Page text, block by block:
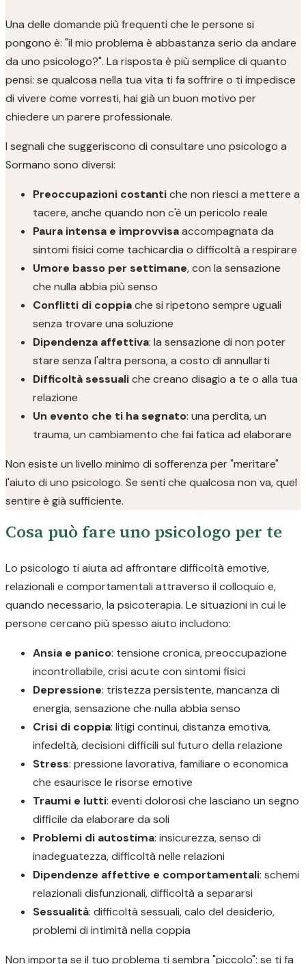
Una delle domande più frequenti che le persone si
pongono è: "il mio problema è abbastanza serio da andare
da uno psicologo?". La risposta è più semplice di quanto
pensi: se qualcosa nella tua vita ti fa soffrire o ti impedisce
di vivere come vorresti, hai già un buon motivo per
chiedere un parere professionale.
I segnali che suggeriscono di consultare uno psicologo a
Sormano sono diversi:
Preoccupazioni costantiche non riesci a mettere a
tacere, anche quando non c'è un pericolo reale
Paura intensa e improvvisaaccompagnata da
sintomi fisici come tachicardia o difficoltà a respirare
Umore basso per settimane, con la sensazione
che nulla abbia più senso
Conflitti di coppiache si ripetono sempre uguali
senza trovare una soluzione
Dipendenza affettiva: la sensazione di non poter
stare senza l'altra persona, a costo di annullarti
Difficoltà sessualiche creano disagio a te o alla tua
relazione
Un evento che ti ha segnato: una perdita, un
trauma, un cambiamento che fai fatica ad elaborare
Non esiste un livello minimo di sofferenza per "meritare"
l'aiuto di uno psicologo. Se senti che qualcosa non va, quel
sentire è già sufficiente.
Cosa può fare uno psicologo per te
Lo psicologo ti aiuta ad affrontare difficoltà emotive,
relazionali e comportamentali attraverso il colloquio e,
quando necessario, la psicoterapia. Le situazioni in cui le
persone cercano più spesso aiuto includono:
Ansia e panico: tensione cronica, preoccupazione
incontrollabile, crisi acute con sintomi fisici
Depressione: tristezza persistente, mancanza di
energia, sensazione che nulla abbia senso
Crisi di coppia: litigi continui, distanza emotiva,
infedeltà, decisioni difficili sul futuro della relazione
Stress: pressione lavorativa, familiare o economica
che esaurisce le risorse emotive
Traumi e lutti: eventi dolorosi che lasciano un segno
difficile da elaborare da soli
Problemi di autostima: insicurezza, senso di
inadeguatezza, difficoltà nelle relazioni
Dipendenze affettive e comportamentali: schemi
relazionali disfunzionali, difficoltà a separarsi
Sessualità: difficoltà sessuali, calo del desiderio,
problemi di intimità nella coppia
Non importa se il tuo problema ti sembra "piccolo": se ti fa